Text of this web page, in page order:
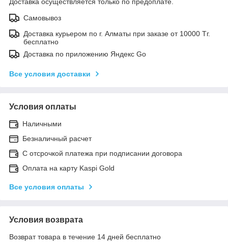
Самовывоз
Доставка курьером по г. Алматы при заказе от 10000 Тг.
бесплатно
Доставка по приложению Яндекс Go
Все условия доставки
Условия оплаты
Наличными
Безналичный расчет
С отсрочкой платежа при подписании договора
Оплата на карту Kaspi Gold
Все условия оплаты
Условия возврата
Возврат товара в течение 14 дней бесплатно